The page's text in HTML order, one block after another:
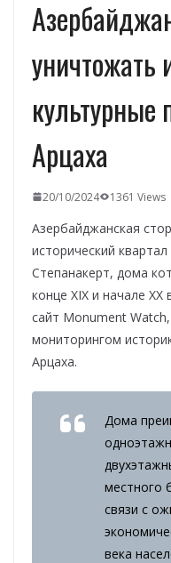
уничтожать
культурные
Арцаха
20/10/2024 1361 Views
Азербайджанская
исторический
Степанакерт, дома
конце XIX и начале
сайт Monument
мониторингом
Арцаха.
Дома
местного
связи с
века